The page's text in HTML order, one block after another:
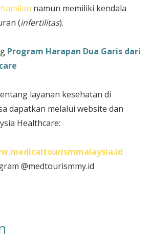
namun memiliki kendala
(infertilitas).
Program Harapan Dua Garis dari
layanan kesehatan di
dapatkan melalui website dan
Healthcare:
@medtourismmy.id